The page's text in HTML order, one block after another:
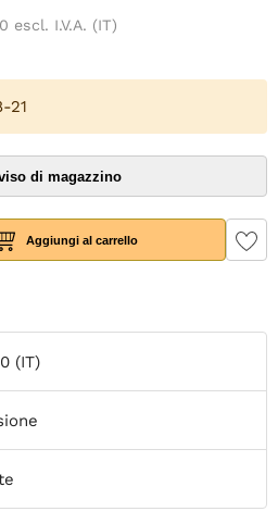
escl. I.V.A. (IT)
21
di magazzino
Aggiungi al carrello
(IT)